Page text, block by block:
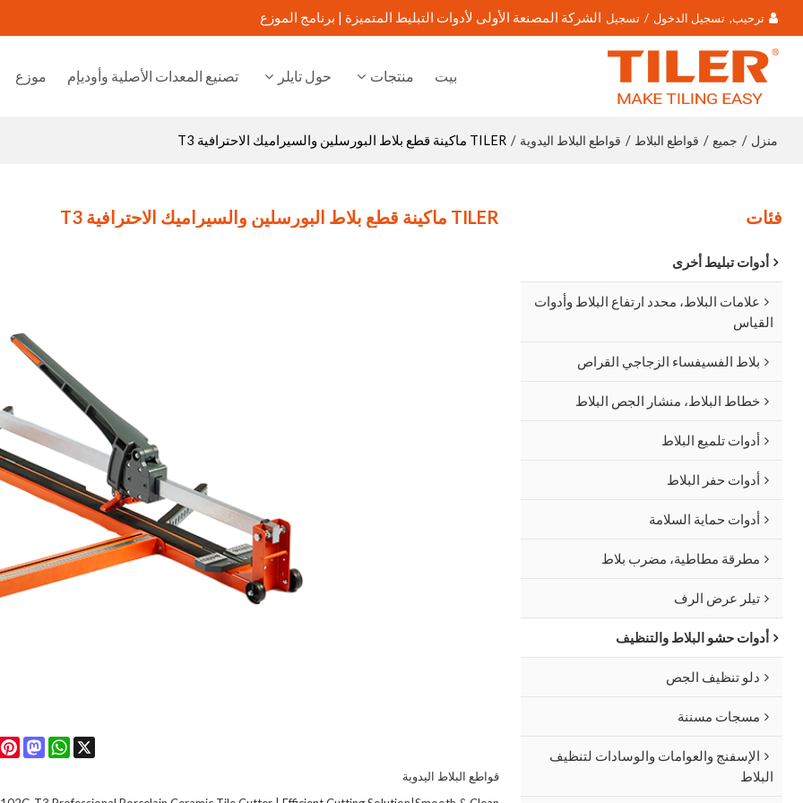
ترحيب, تسجيل الدخول / تسجيل الشركة المصنعة الأولى لأدوات التبليط المتميزة | برنامج الموزع
بيت منتجات حول تايلر تصنيع المعدات الأصلية وأوديإم موزع
منزل / جميع / قواطع البلاط / قواطع البلاط اليدوية / TILER ماكينة قطع بلاط البورسلين والسيراميك الاحترافية T3
TILER ماكينة قطع بلاط البورسلين والسيراميك الاحترافية T3
WhatsApp X
قواطع البلاط اليدوية
فئات
أدوات تبليط أخرى
علامات البلاط، محدد ارتفاع البلاط وأدوات
القياس
بلاط الفسيفساء الزجاجي القراص
خطاط البلاط، منشار الجص البلاط
أدوات تلميع البلاط
أدوات حفر البلاط
أدوات حماية السلامة
مطرقة مطاطية، مضرب بلاط
تيلر عرض الرف
أدوات حشو البلاط والتنظيف
دلو تنظيف الجص
مسجات مسننة
الإسفنج والعوامات والوسادات لتنظيف
البلاط